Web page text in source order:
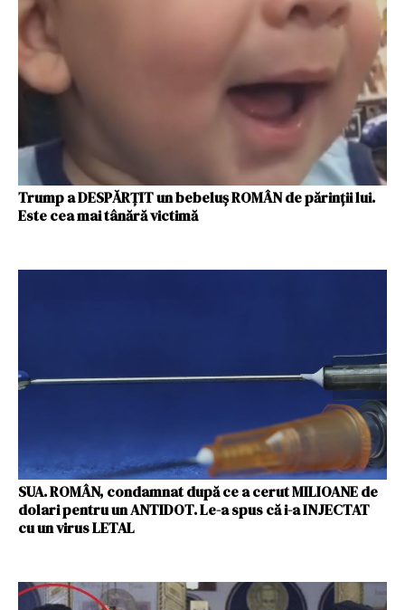
Trump a DESPĂRȚIT un bebeluş ROMÂN de părinţii lui.
Este cea mai tânără victimă
SUA. ROMÂN, condamnat după ce a cerut MILIOANE de
dolari pentru un ANTIDOT. Le-a spus că i-a INJECTAT
cu un virus LETAL